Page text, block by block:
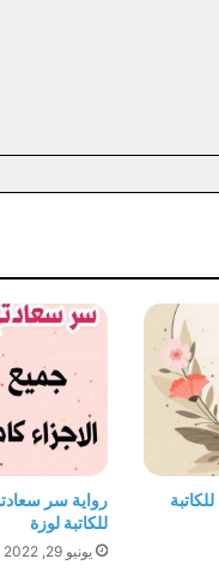
رواية سر
للكاتبة لوزة
يونيو 29, 2022